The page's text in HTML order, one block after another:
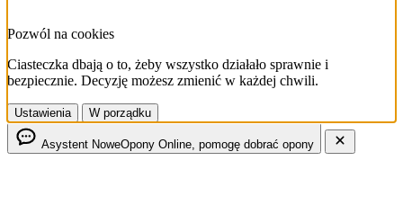
Pozwól na cookies
Ciasteczka dbają o to, żeby wszystko działało sprawnie i
bezpiecznie. Decyzję możesz zmienić w każdej chwili.
Ustawienia W porządku
Asystent NoweOpony Online, pomogę dobrać opony